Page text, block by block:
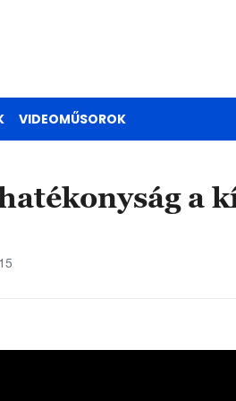
VIDEOMŰSOROK
a